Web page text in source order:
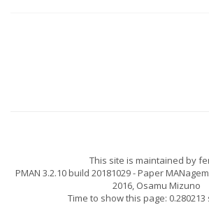
This site is maintained by
PMAN 3.2.10 build 20181029- Paper
2016, Osamu Mizuno
Time to show this page: 0.280213